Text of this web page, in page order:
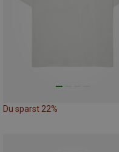
Du sparst 22%